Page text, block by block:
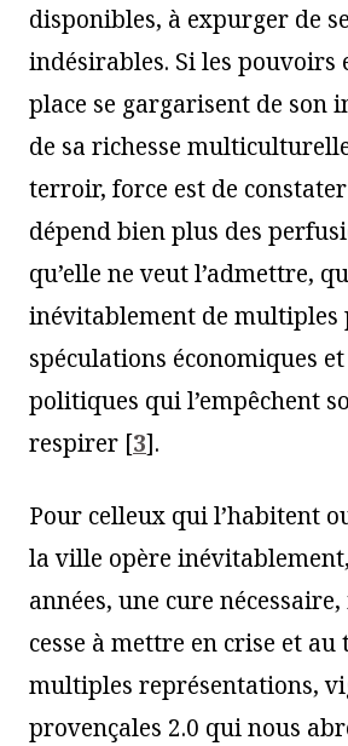
disponibles, à expurger de
indésirables. Si les pouvoirs
place se gargarisent de son
de sa richesse
terroir, force est de
dépend bien plus des
qu’elle ne veut l’admettre,
inévitablement de multiples
spéculations économiques
politiques qui l’empêchent
respirer [3].
Pour celleux qui l’habitent
la ville opère
années, une cure
cesse à mettre en crise et
multiples représentations,
provençales 2.0 qui nous